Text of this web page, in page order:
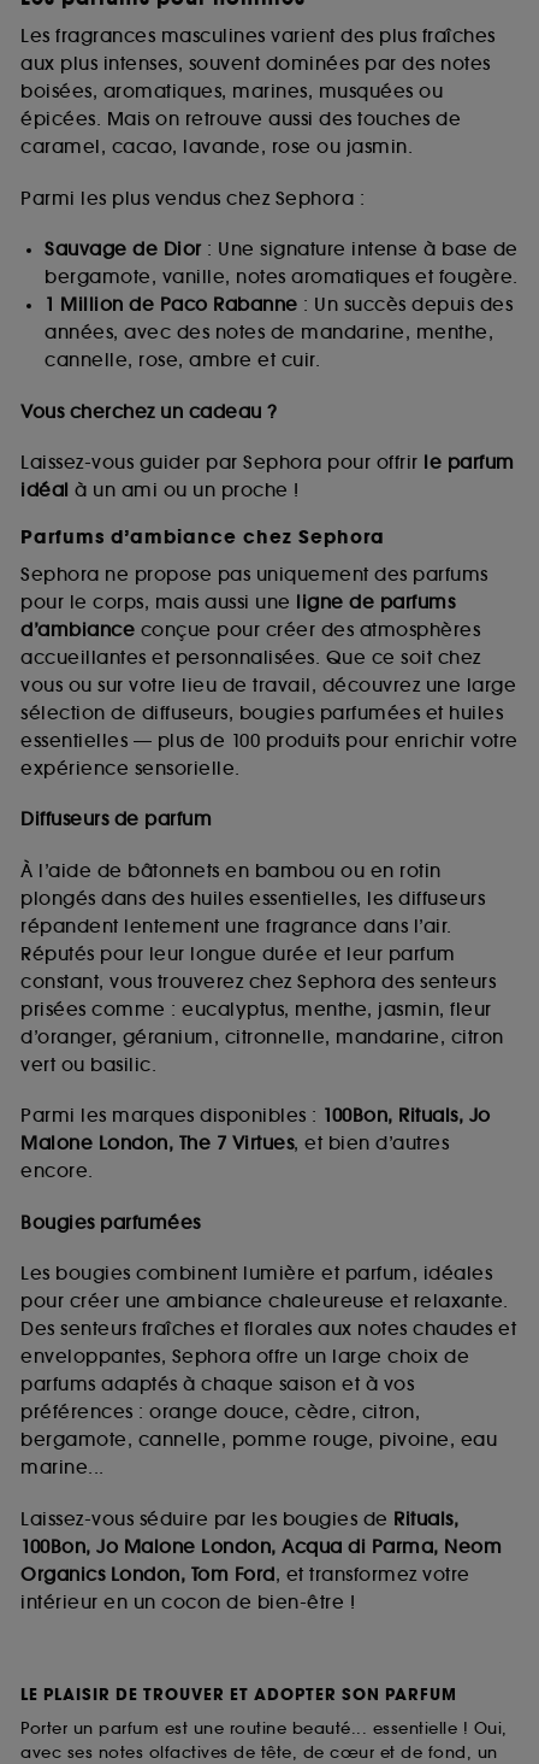
Les fragrances masculines varient des plus fraîches
aux plus intenses, souvent dominées par des notes
boisées, aromatiques, marines, musquées ou
épicées. Mais on retrouve aussi des touches de
caramel, cacao, lavande, rose ou jasmin.
Parmi les plus vendus chez Sephora :
Sauvage de Dior: Une signature intense à base de
bergamote, vanille, notes aromatiques et fougère.
1 Million de Paco Rabanne : Un succès depuis des
années, avec des notes de mandarine, menthe,
cannelle, rose, ambre et cuir.
Vous cherchez un cadeau ?
Laissez-vous guider par Sephora pour offrir le parfum
idéal à un ami ou un proche !
Parfums d’ambiance chez Sephora
Sephora ne propose pas uniquement des parfums
pour le corps, mais aussi une ligne de parfums
d’ambiance conçue pour créer des atmosphères
accueillantes et personnalisées. Que ce soit chez
vous ou sur votre lieu de travail, découvrez une large
sélection de diffuseurs, bougies parfumées et huiles
essentielles — plus de 100 produits pour enrichir votre
expérience sensorielle.
Diffuseurs de parfum
À l’aide de bâtonnets en bambou ou en rotin
plongés dans des huiles essentielles, les diffuseurs
répandent lentement une fragrance dans l’air.
Réputés pour leur longue durée et leur parfum
constant, vous trouverez chez Sephora des senteurs
prisées comme : eucalyptus, menthe, jasmin, fleur
d’oranger, géranium, citronnelle, mandarine, citron
vert ou basilic.
Parmi les marques disponibles : 100Bon, Rituals, Jo
Malone London, The 7 Virtues, et bien d’autres
encore.
Bougies parfumées
Les bougies combinent lumière et parfum, idéales
pour créer une ambiance chaleureuse et relaxante.
Des senteurs fraîches et florales aux notes chaudes et
enveloppantes, Sephora offre un large choix de
parfums adaptés à chaque saison et à vos
préférences : orange douce, cèdre, citron,
bergamote, cannelle, pomme rouge, pivoine, eau
marine...
Laissez-vous séduire par les bougies de Rituals,
100Bon, Jo Malone London, Acqua di Parma, Neom
Organics London, Tom Ford, et transformez votre
intérieur en un cocon de bien-être !
LE PLAISIR DE TROUVER ET ADOPTER SON PARFUM
Porter un parfum est une routine beauté... essentielle ! Oui,
avec ses notes olfactives de tête, de cœur et de fond, un